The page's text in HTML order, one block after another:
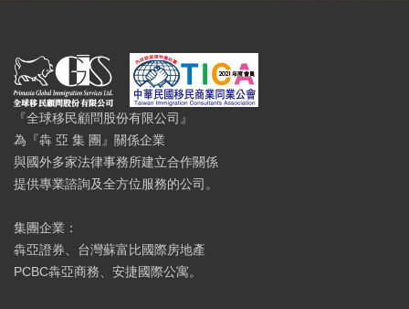
『全球移民顧問股份有限公司』
為『犇 亞 集 團』關係企業
與國外多家法律事務所建立合作關係
提供專業諮詢及全方位服務的公司。
集團企業：
犇亞證券、台灣蘇富比國際房地產
PCBC犇亞商務、安捷國際公寓。